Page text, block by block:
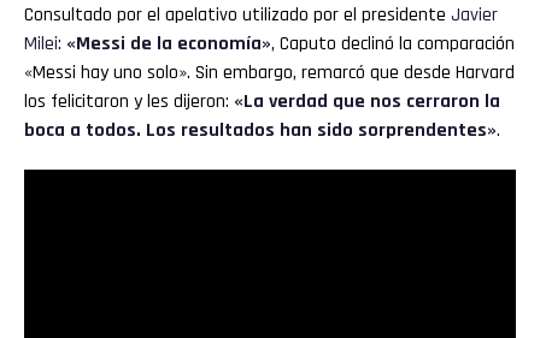
Consultado por el apelativo utilizado por el presidente Javier
Milei: «Messi de la economía», Caputo declinó la comparación
«Messi hay uno solo». Sin embargo, remarcó que desde Harvard
los felicitaron y les dijeron: «La verdad que nos cerraron la
boca a todos. Los resultados han sido sorprendentes».